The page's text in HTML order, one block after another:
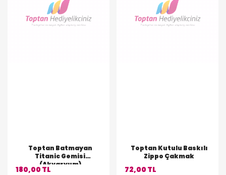
Toptan Batmayan
Titanic Gemisi
(Akvaryum)
180,00 TL
Toptan Kutulu Baskılı
Zippo Çakmak
72,00 TL